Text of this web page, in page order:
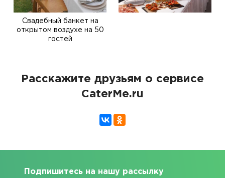
Свадебный банкет на
открытом воздухе на 50
гостей
Расскажите друзьям о сервисе
CaterMe.ru
Подпишитесь на нашу рассылку